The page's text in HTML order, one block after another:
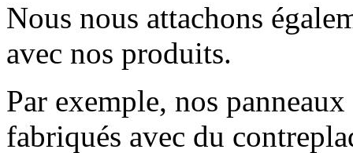
Nous nous attachons
avec nos produits.
Par exemple, nos
fabriqués avec du